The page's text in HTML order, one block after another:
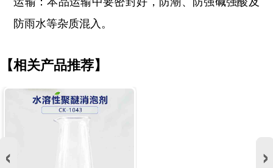
防雨水等杂质混入。
【相关产品推荐】